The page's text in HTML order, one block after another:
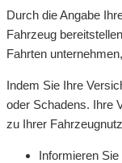
Durch die Angabe
Fahrzeug
Fahrten
Indem Sie Ihre
oder Schadens. Ihre
zu Ihrer
Informieren